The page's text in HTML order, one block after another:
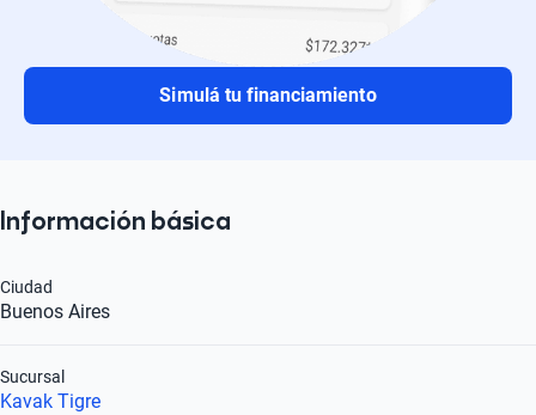
Simulá tu financiamiento
Información básica
Buenos Aires
Ciudad
Kavak Tigre
Sucursal